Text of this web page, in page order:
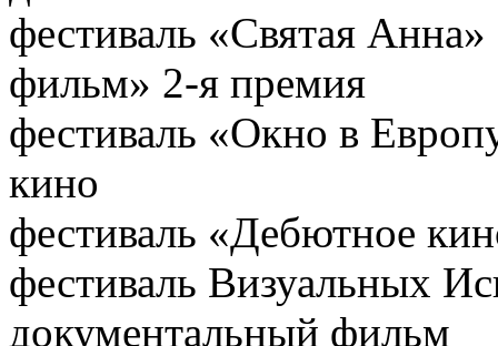
фестиваль «Святая
фильм» 2-я премия
фестиваль «Окно в
кино
фестиваль «Дебютное
фестиваль Визуальных
документальный фильм